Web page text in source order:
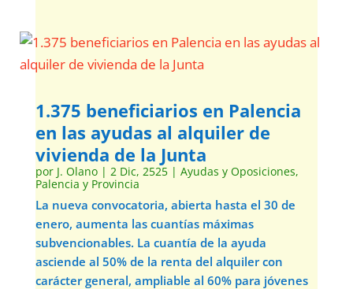
1.375 beneficiarios en Palencia
en las ayudas al alquiler de
vivienda de la Junta
por J. Olano| 2 Dic, 2525| Ayudas y Oposiciones,
Palencia y Provincia
La nueva convocatoria, abierta hasta el 30 de
enero, aumenta las cuantías máximas
subvencionables. La cuantía de la ayuda
asciende al 50% de la renta del alquiler con
carácter general, ampliable al 60% para jóvenes